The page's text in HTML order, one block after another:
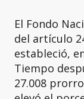
El Fondo
del artículo
estableció,
Tiempo
27.008